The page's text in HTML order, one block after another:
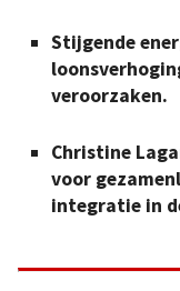
Stijgende
veroorzaken.
Christine
voor
integratie in